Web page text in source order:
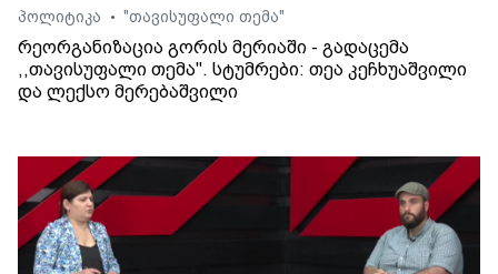
პოლიტიკა
• "თავისუფალი თემა"
რეორგანიზაცია გორის მერიაში - გადაცემა
,,თავისუფალი თემა". სტუმრები: თეა კეჩხუაშვილი
და ლექსო მერებაშვილი